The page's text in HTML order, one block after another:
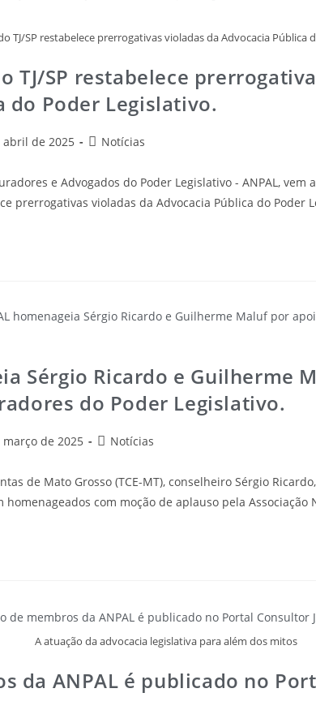
TJ/SP restabelece prerrogativas violadas da Advocacia Pública
TJ/SP restabelece
do Poder Legislativo.
abril de 2025 Notícias
e Advogados do Poder Legislativo - ANPAL,
prerrogativas violadas da Advocacia Pública do Poder
Sérgio Ricardo e Guilherme
do Poder Legislativo.
março de 2025 Notícias
de Mato Grosso (TCE-MT), conselheiro Sérgio
com moção de aplauso pela Associação
A atuação da advocacia legislativa para além dos mitos
da ANPAL é publicado no